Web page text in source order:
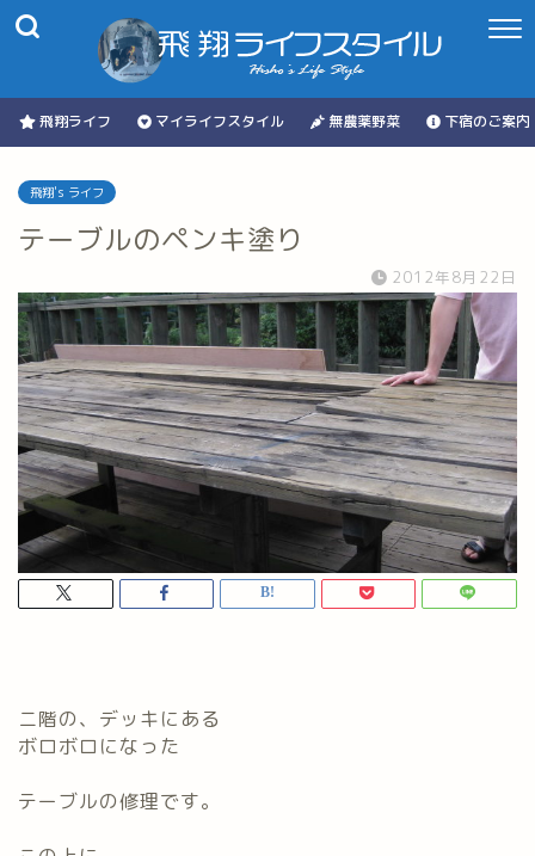
飛翔ライフ マイライフスタイル 無農薬野菜 下宿のご案内
飛翔's ライフ
テーブルのペンキ塗り
2012年8月22日
ニ階の、デッキにある
ボロボロになった
テーブルの修理です。